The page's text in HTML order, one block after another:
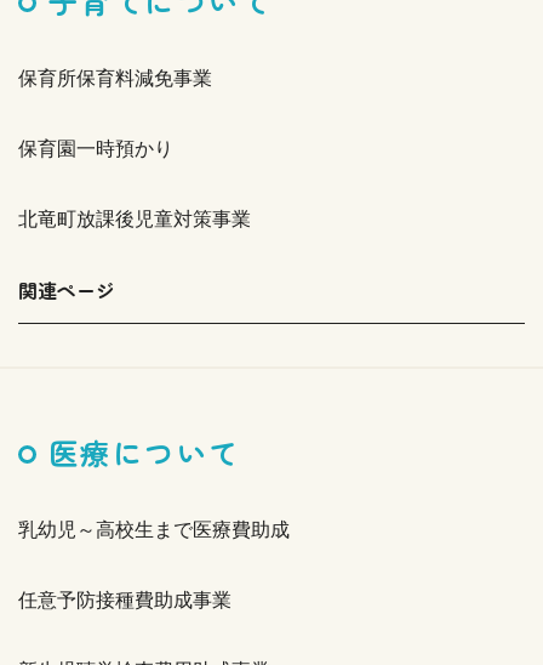
保育所保育料減免事業
保育園一時預かり
北竜町放課後児童対策事業
関連ページ
医療について
乳幼児～高校生まで医療費助成
任意予防接種費助成事業